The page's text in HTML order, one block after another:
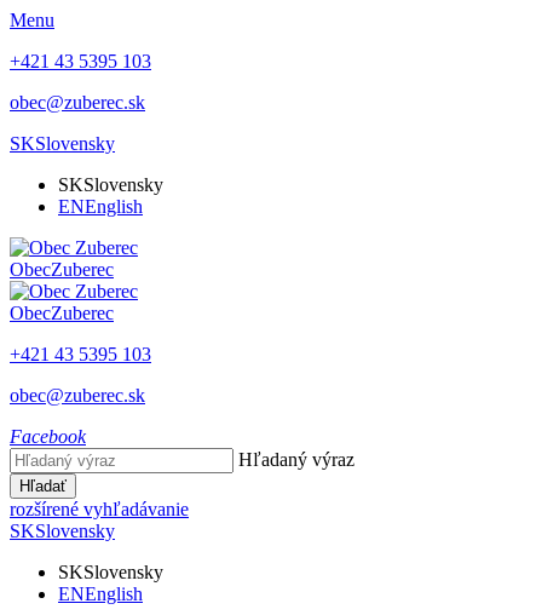
Menu
+421 43 5395 103
obec@zuberec.sk
SKSlovensky
SKSlovensky
ENEnglish
ObecZuberec
ObecZuberec
+421 43 5395 103
obec@zuberec.sk
Facebook
Hľadaný výraz
Hľadať
rozšírené vyhľadávanie
SKSlovensky
SKSlovensky
ENEnglish